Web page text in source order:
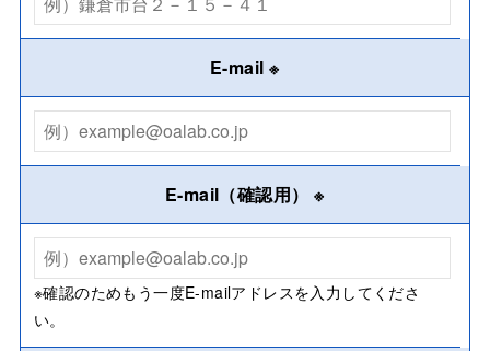
E-mail ※
E-mail（確認用） ※
※確認のためもう一度E-mailアドレスを入力してくださ
い。